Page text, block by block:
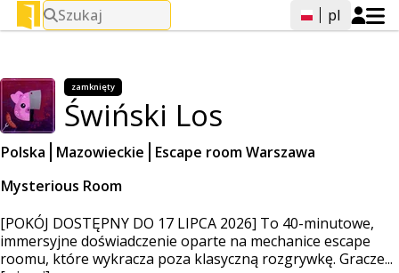
Szukaj pl
zamknięty
Świński Los
Polska Mazowieckie
Escape room Warszawa
Mysterious Room
[POKÓJ DOSTĘPNY DO 17 LIPCA 2026] To 40-minutowe,
immersyjne doświadczenie oparte na mechanice escape
roomu, które wykracza poza klasyczną rozgrywkę. Gracze...